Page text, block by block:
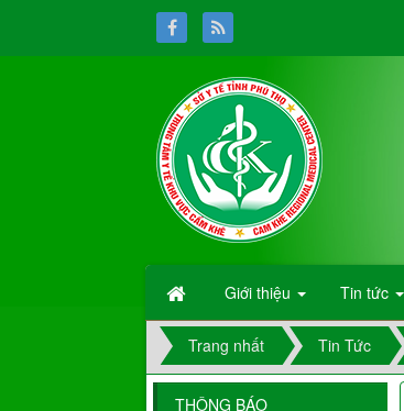
Giới thiệu Tin tức
Trang nhất Tin Tức
THÔNG BÁO